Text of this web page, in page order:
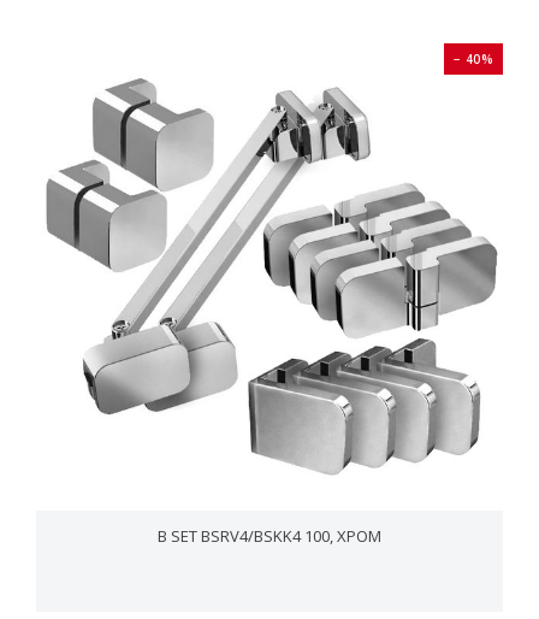
− 40%
B SET BSRV4/BSKK4 100, ХРОМ